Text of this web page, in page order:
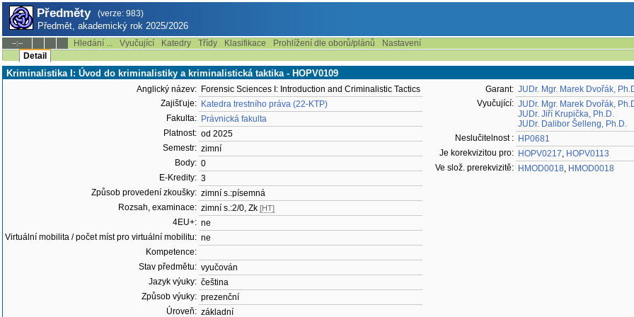
Předměty (verze: 983)
Předmět, akademický rok 2025/2026
--:-- Hledání ... Vyučující Katedry Třídy Klasifikace Prohlížení dle oborů/plánů
Nastavení
Detail
Kriminalistika I: Úvod do kriminalistiky a kriminalistická taktika - HOPV0109
Anglický název: Forensic Sciences I: Introduction and Criminalistic Tactics
Zajišťuje: Katedra trestního práva (22-KTP)
Fakulta: Právnická fakulta
Platnost: od 2025
Semestr: zimní
Body: 0
E-Kredity: 3
Způsob provedení zkoušky: zimní s.:písemná
Rozsah, examinace: zimní s.:2/0, Zk [HT]
4EU+: ne
Virtuální mobilita / počet míst pro virtuální mobilitu: ne
Kompetence:
Stav předmětu: vyučován
Jazyk výuky: čeština
Způsob výuky: prezenční
Úroveň: základní
Garant: JUDr. Mgr. Marek Dvořák,
Vyučující: JUDr. Mgr. Marek Dvořák,
JUDr. Jiří Krupička, Ph.D.
JUDr. Dalibor Šelleng, Ph.D.
Neslučitelnost : HP0681
Je korekvizitou pro: HOPV0217, HOPV0113
Ve slož. prerekvizitě: HMOD0018, HMOD0018